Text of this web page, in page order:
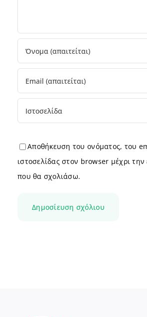
Αποθήκευση του ονόματος, του
ιστοσελίδας στον browser μέχρι
που θα σχολιάσω.